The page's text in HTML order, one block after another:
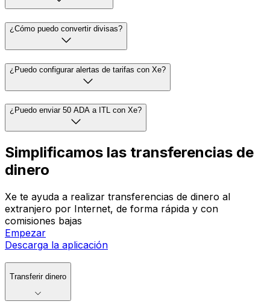
¿Cómo puedo convertir divisas?
¿Puedo configurar alertas de tarifas con Xe?
¿Puedo enviar 50 ADA a ITL con Xe?
Simplificamos las transferencias de
dinero
Xe te ayuda a realizar transferencias de dinero al
extranjero por Internet, de forma rápida y con
comisiones bajas
Empezar
Descarga la aplicación
Transferir dinero